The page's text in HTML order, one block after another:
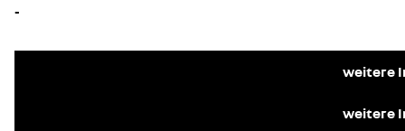
-
weitere
weitere